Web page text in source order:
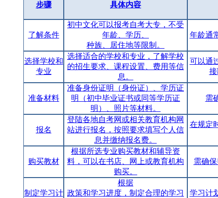
步骤 具体内容
了解条件
初中文化可以报考自考大专，不受
年龄、学历、
种族、居住地等限制。
年龄通
选择学校和
专业
选择适合的学校和专业，了解学校
的招生要求、课程设置、费用等信
息。
可以通
准备材料
准备身份证明（身份证）、学历证
明（初中毕业证书或同等学历证
明）、照片等材料。
需
报名
登陆各地自考网或相关教育机构网
站进行报名，按照要求填写个人信
息并缴纳报名费。
在规定
购买教材
根据所选专业购买教材和辅导资
料，可以在书店、网上或教育机构
购买。
需确
制定学习计
根据
政策和学习进度，制定合理的学习
学习计